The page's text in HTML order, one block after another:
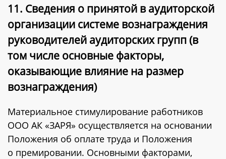
11. Сведения о принятой в аудиторской
организации системе вознаграждения
руководителей аудиторских групп (в
том числе основные факторы,
оказывающие влияние на размер
вознаграждения)
Материальное стимулирование работников
ООО АК «ЗАРЯ» осуществляется на основании
Положения об оплате труда и Положения
о премировании. Основными факторами,